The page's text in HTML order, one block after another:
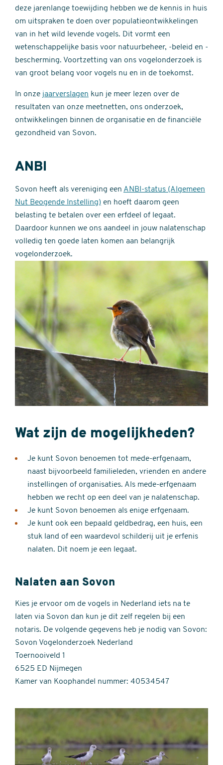
deze jarenlange toewijding hebben we de kennis in huis
om uitspraken te doen over populatieontwikkelingen
van in het wild levende vogels. Dit vormt een
wetenschappelijke basis voor natuurbeheer, -beleid en -
bescherming. Voortzetting van ons vogelonderzoek is
van groot belang voor vogels nu en in de toekomst.
In onze jaarverslagen kun je meer lezen over de
resultaten van onze meetnetten, ons onderzoek,
ontwikkelingen binnen de organisatie en de financiële
gezondheid van Sovon.
ANBI
Sovon heeft als vereniging een ANBI-status (Algemeen
Nut Beogende Instelling) en hoeft daarom geen
belasting te betalen over een erfdeel of legaat.
Daardoor kunnen we ons aandeel in jouw nalatenschap
volledig ten goede laten komen aan belangrijk
vogelonderzoek.
Wat zijn de mogelijkheden?
Je kunt Sovon benoemen tot mede-erfgenaam,
naast bijvoorbeeld familieleden, vrienden en andere
instellingen of organisaties. Als mede-erfgenaam
hebben we recht op een deel van je nalatenschap.
Je kunt Sovon benoemen als enige erfgenaam.
Je kunt ook een bepaald geldbedrag, een huis, een
stuk land of een waardevol schilderij uit je erfenis
nalaten. Dit noem je een legaat.
Nalaten aan Sovon
Kies je ervoor om de vogels in Nederland iets na te
laten via Sovon dan kun je dit zelf regelen bij een
notaris. De volgende gegevens heb je nodig van Sovon:
Sovon Vogelonderzoek Nederland
Toernooiveld 1
6525 ED Nijmegen
Kamer van Koophandel nummer: 40534547